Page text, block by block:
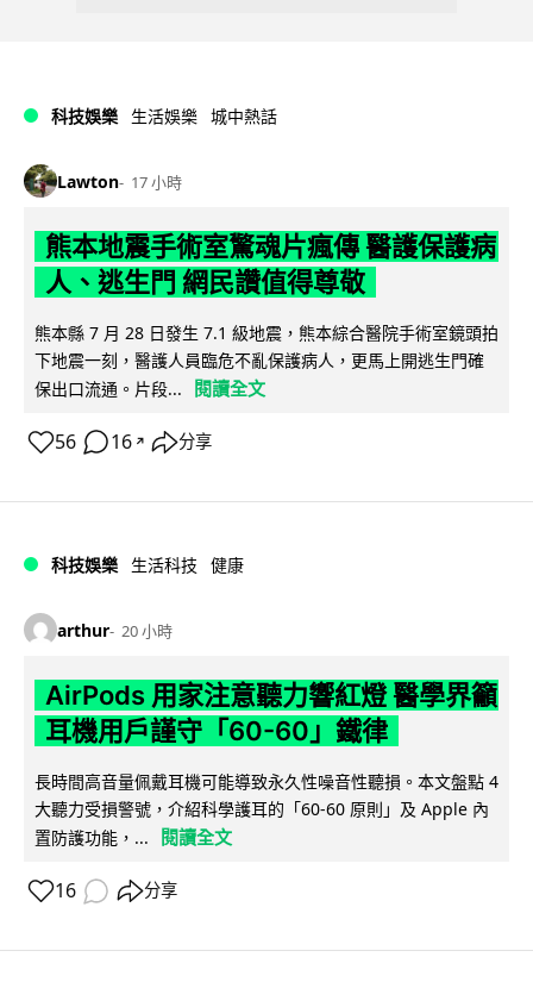
科技娛樂 生活娛樂 城中熱話
Lawton 17 小時
熊本地震手術室驚魂片瘋傳 醫護保護病
人、逃生門 網民讚值得尊敬
熊本縣 7 月 28 日發生 7.1 級地震，熊本綜合醫院手術室鏡頭拍
下地震一刻，醫護人員臨危不亂保護病人，更馬上開逃生門確
保出口流通。片段...
閱讀全文
56 16 ↗ 分享
科技娛樂 生活科技 健康
arthur 20 小時
AirPods 用家注意聽力響紅燈 醫學界籲
耳機用戶謹守「60-60」鐵律
長時間高音量佩戴耳機可能導致永久性噪音性聽損。本文盤點 4
大聽力受損警號，介紹科學護耳的「60-60 原則」及 Apple 內
置防護功能，...
閱讀全文
16 分享